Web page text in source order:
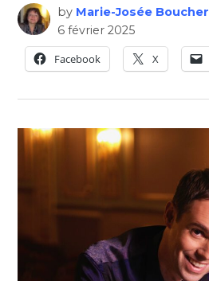
by Marie-Josée Boucher
6 février 2025
Facebook
X